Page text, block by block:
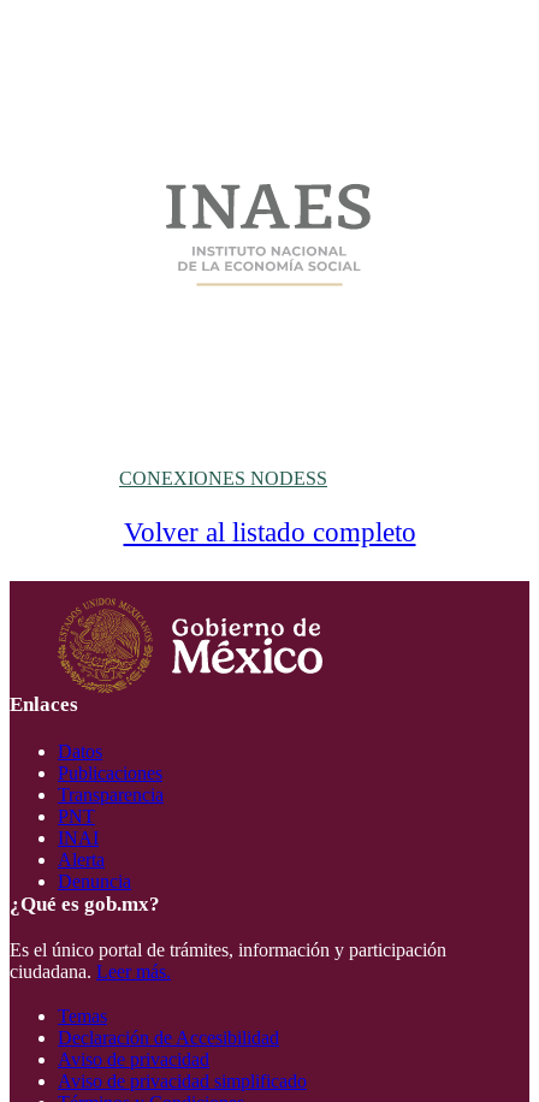
CONEXIONES NODESS
Volver al listado completo
Enlaces
Datos
Publicaciones
Transparencia
PNT
INAI
Alerta
Denuncia
¿Qué es gob.mx?
Es el único portal de trámites, información y participación
ciudadana. Leer más.
Temas
Declaración de Accesibilidad
Aviso de privacidad
Aviso de privacidad simplificado